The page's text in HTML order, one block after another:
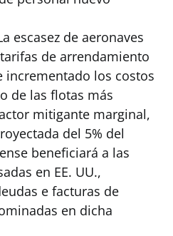
escasez de aeronaves
de arrendamiento
incrementado los costos
de las flotas más
mitigante marginal,
del 5% del
beneficiará a las
en EE. UU.,
e facturas de
en dicha